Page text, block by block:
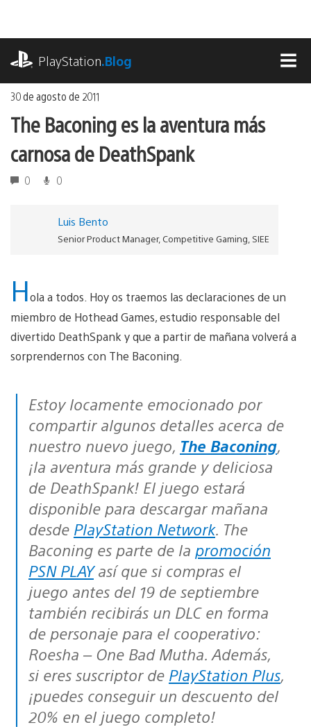
contenido
PlayStation.Blog
30 de agosto de 2011
The Baconing es la aventura más
carnosa de DeathSpank
0 0
Luis Bento
Senior Product Manager, Competitive Gaming, SIEE
Hola a todos. Hoy os traemos las declaraciones de un
miembro de Hothead Games, estudio responsable del
divertido DeathSpank y que a partir de mañana volverá a
sorprendernos con The Baconing.
Estoy locamente emocionado por
compartir algunos detalles acerca de
nuestro nuevo juego, The Baconing,
¡la aventura más grande y deliciosa
de DeathSpank! El juego estará
disponible para descargar mañana
desde PlayStation Network. The
Baconing es parte de la promoción
PSN PLAYasí que si compras el
juego antes del 19 de septiembre
también recibirás un DLC en forma
de personaje para el cooperativo:
Roesha – One Bad Mutha. Además,
si eres suscriptor de PlayStation Plus,
¡puedes conseguir un descuento del
20% en el juego completo!